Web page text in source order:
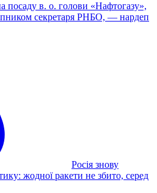
посаду в. о. голови «Нафтогазу»,
секретаря РНБО, — нардеп
Росія знову
жодної ракети не збито, серед